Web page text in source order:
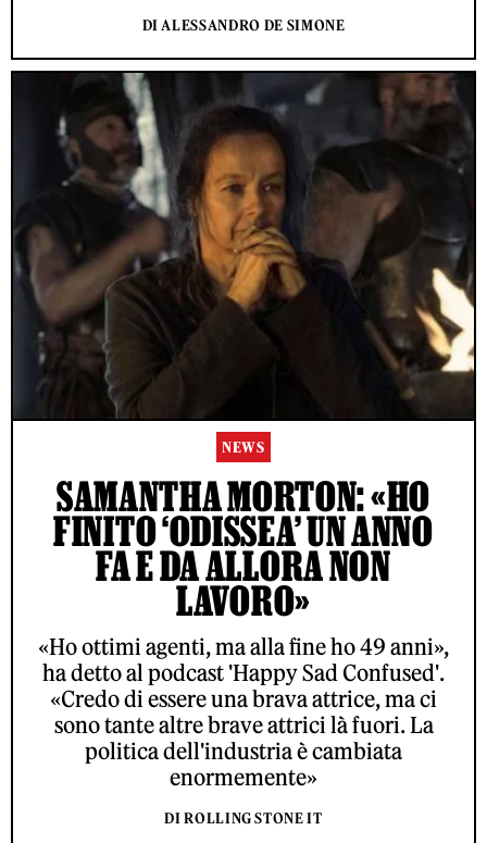
DI ALESSANDRO DE SIMONE
NEWS
SAMANTHA MORTON: «HO
FINITO ‘ODISSEA’ UN ANNO
FA E DA ALLORA NON
LAVORO»
«Ho ottimi agenti, ma alla fine ho 49 anni»,
ha detto al podcast 'Happy Sad Confused'.
«Credo di essere una brava attrice, ma ci
sono tante altre brave attrici là fuori. La
politica dell'industria è cambiata
enormemente»
DI ROLLING STONE IT